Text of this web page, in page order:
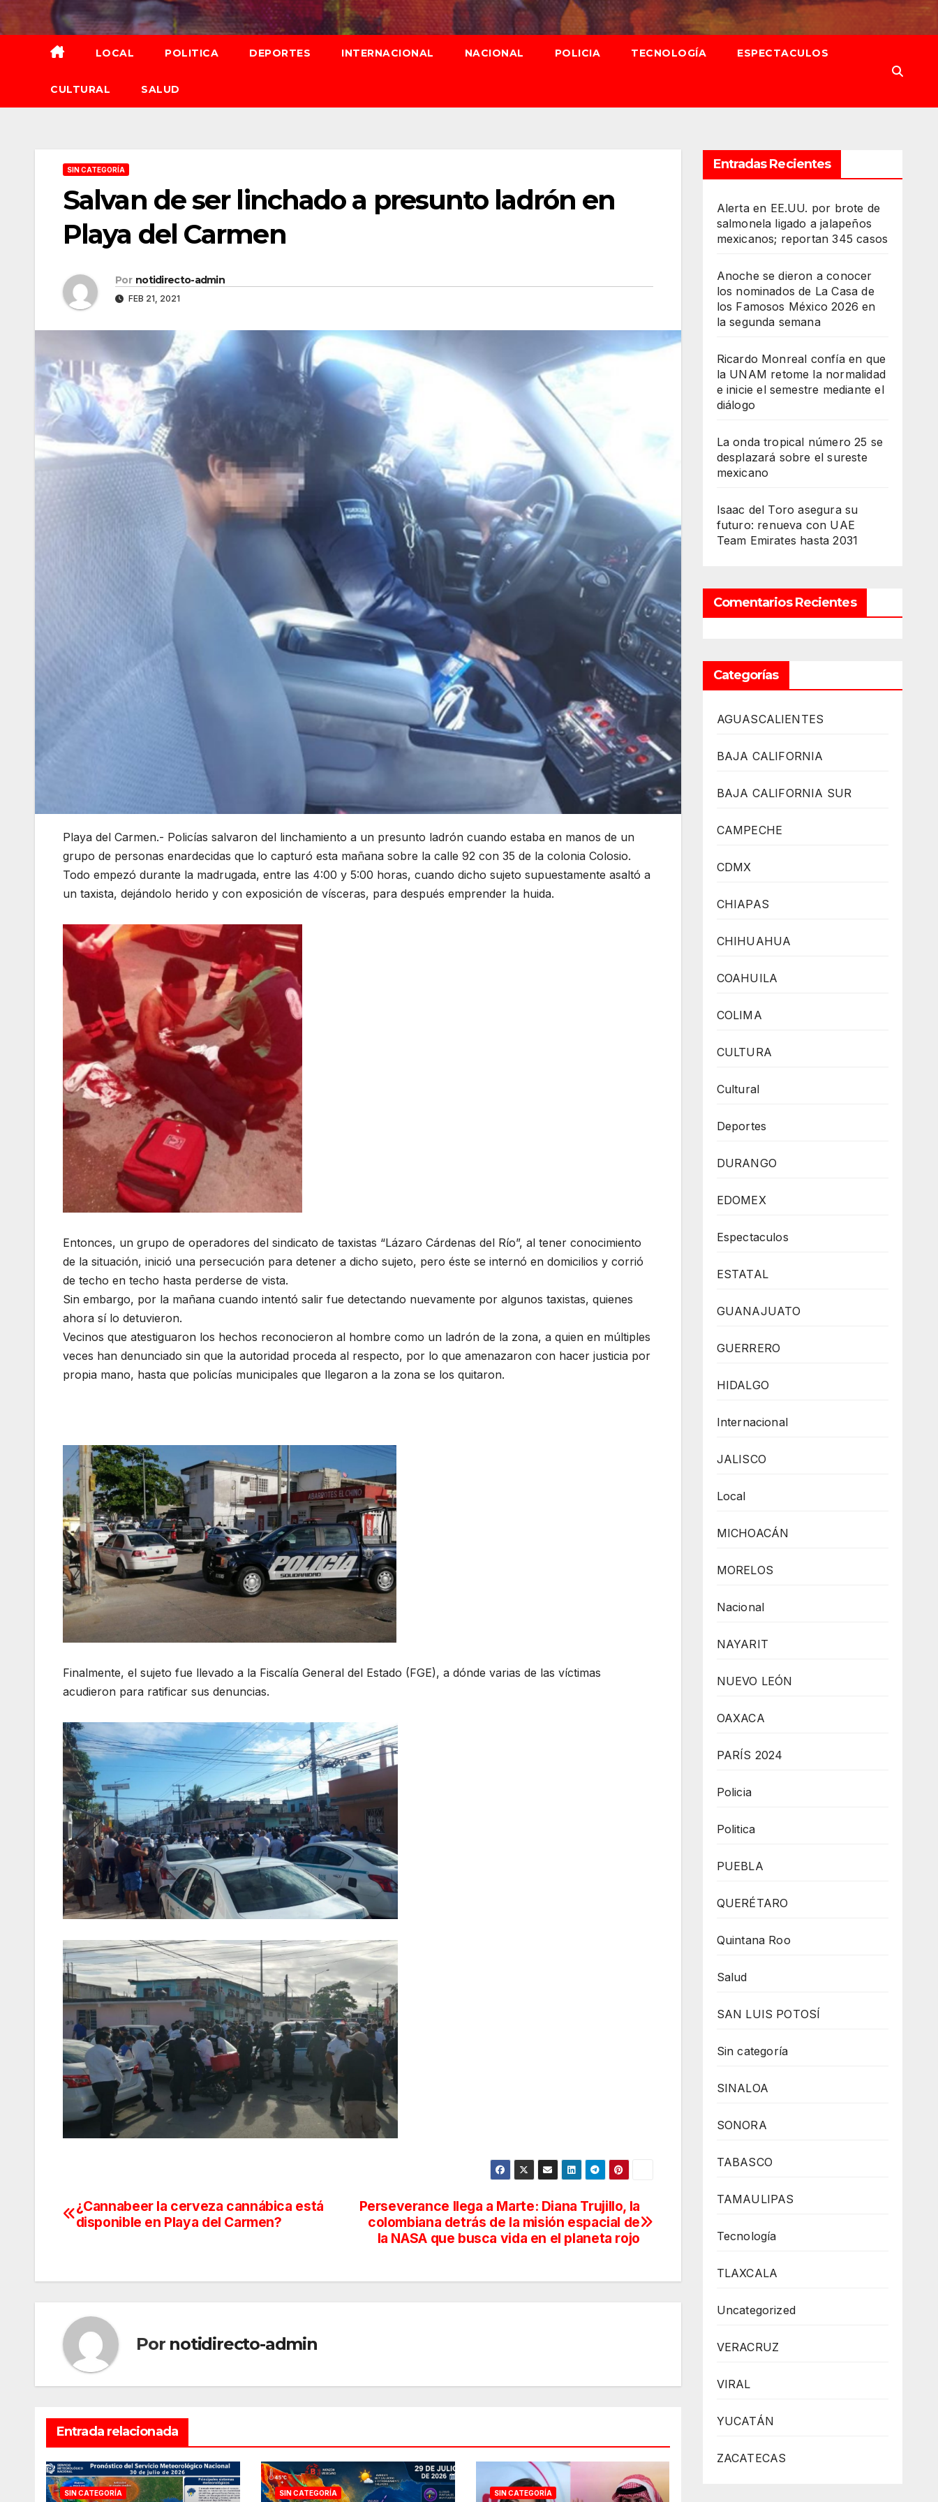
al
contenido
LOCAL POLITICA DEPORTES INTERNACIONAL NACIONAL POLICIA TECNOLOGÍA ESPECTACULOS
CULTURAL SALUD
SIN CATEGORÍA
Salvan de ser linchado a presunto ladrón en
Playa del Carmen
Por notidirecto-admin
FEB 21, 2021
Playa del Carmen.- Policías salvaron del linchamiento a un presunto ladrón cuando estaba en manos de un
grupo de personas enardecidas que lo capturó esta mañana sobre la calle 92 con 35 de la colonia Colosio.
Todo empezó durante la madrugada, entre las 4:00 y 5:00 horas, cuando dicho sujeto supuestamente asaltó a
un taxista, dejándolo herido y con exposición de vísceras, para después emprender la huida.
Entonces, un grupo de operadores del sindicato de taxistas “Lázaro Cárdenas del Río”, al tener conocimiento
de la situación, inició una persecución para detener a dicho sujeto, pero éste se internó en domicilios y corrió
de techo en techo hasta perderse de vista.
Sin embargo, por la mañana cuando intentó salir fue detectando nuevamente por algunos taxistas, quienes
ahora sí lo detuvieron.
Vecinos que atestiguaron los hechos reconocieron al hombre como un ladrón de la zona, a quien en múltiples
veces han denunciado sin que la autoridad proceda al respecto, por lo que amenazaron con hacer justicia por
propia mano, hasta que policías municipales que llegaron a la zona se los quitaron.
Finalmente, el sujeto fue llevado a la Fiscalía General del Estado (FGE), a dónde varias de las víctimas
acudieron para ratificar sus denuncias.
Navegación
Perseverance llega a Marte: Diana Trujillo, la
colombiana detrás de la misión espacial de
la NASA que busca vida en el planeta rojo
¿Cannabeer la cerveza cannábica está
disponible en Playa del Carmen?
Por notidirecto-admin
Entrada relacionada
SIN CATEGORÍA SIN CATEGORÍA SIN CATEGORÍA
Entradas Recientes
Alerta en EE.UU. por brote de
salmonela ligado a jalapeños
mexicanos; reportan 345 casos
Anoche se dieron a conocer
los nominados de La Casa de
los Famosos México 2026 en
la segunda semana
Ricardo Monreal confía en que
la UNAM retome la normalidad
e inicie el semestre mediante el
diálogo
La onda tropical número 25 se
desplazará sobre el sureste
mexicano
Isaac del Toro asegura su
futuro: renueva con UAE
Team Emirates hasta 2031
Comentarios Recientes
Categorías
AGUASCALIENTES
BAJA CALIFORNIA
BAJA CALIFORNIA SUR
CAMPECHE
CDMX
CHIAPAS
CHIHUAHUA
COAHUILA
COLIMA
CULTURA
Cultural
Deportes
DURANGO
EDOMEX
Espectaculos
ESTATAL
GUANAJUATO
GUERRERO
HIDALGO
Internacional
JALISCO
Local
MICHOACÁN
MORELOS
Nacional
NAYARIT
NUEVO LEÓN
OAXACA
PARÍS 2024
Policia
Politica
PUEBLA
QUERÉTARO
Quintana Roo
Salud
SAN LUIS POTOSÍ
Sin categoría
SINALOA
SONORA
TABASCO
TAMAULIPAS
Tecnología
TLAXCALA
Uncategorized
VERACRUZ
VIRAL
YUCATÁN
ZACATECAS